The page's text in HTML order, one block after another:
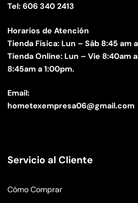
Tel: 606 340 2413
Horarios de Atención
Tienda Física: Lun – Sáb 8:45 am
Tienda Online: Lun – Vie 8:40am
8:45am a 1:00pm.
Email:
hometexempresa06@gmail.com
Servicio al Cliente
Cómo Comprar